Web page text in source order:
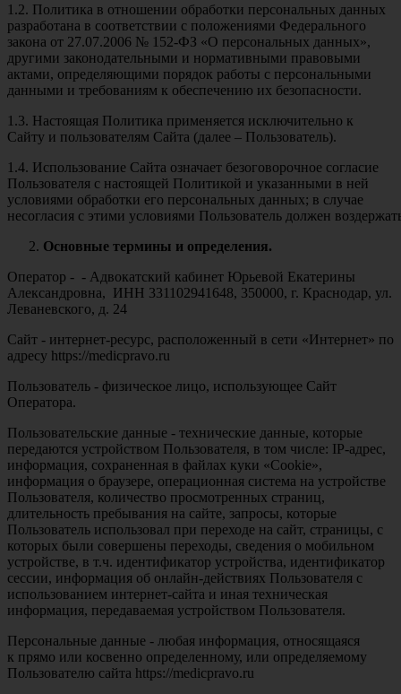
1.2. Политика в отношении обработки персональных данных
разработана в соответствии с положениями Федерального
закона от 27.07.2006 № 152-ФЗ «О персональных данных»,
другими законодательными и нормативными правовыми
актами, определяющими порядок работы с персональными
данными и требованиям к обеспечению их безопасности.
1.3. Настоящая Политика применяется исключительно к
Сайту и пользователям Сайта (далее – Пользователь).
1.4. Использование Сайта означает безоговорочное согласие
Пользователя с настоящей Политикой и указанными в ней
условиями обработки его персональных данных; в случае
несогласия с этими условиями Пользователь должен
Основные термины и определения.
Оператор - - Адвокатский кабинет Юрьевой Екатерины
Александровна, ИНН 331102941648, 350000, г. Краснодар, ул.
Леваневского, д. 24
Сайт - интернет-ресурс, расположенный в сети «Интернет» по
адресу https://medicpravo.ru
Пользователь - физическое лицо, использующее Сайт
Оператора.
Пользовательские данные - технические данные, которые
передаются устройством Пользователя, в том числе: IP-адрес,
информация, сохраненная в файлах куки «Cookie»,
информация о браузере, операционная система на устройстве
Пользователя, количество просмотренных страниц,
длительность пребывания на сайте, запросы, которые
Пользователь использовал при переходе на сайт, страницы, с
которых были совершены переходы, сведения о мобильном
устройстве, в т.ч. идентификатор устройства, идентификатор
сессии, информация об онлайн-действиях Пользователя с
использованием интернет-сайта и иная техническая
информация, передаваемая устройством Пользователя.
Персональные данные - любая информация, относящаяся
к прямо или косвенно определенному, или определяемому
Пользователю сайта https://medicpravo.ru